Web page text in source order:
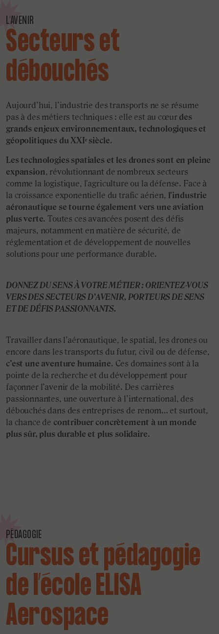
L'AVENIR
Secteurs et
débouchés
Aujourd’hui, l’industrie des transports ne se résume
pas à des métiers techniques : elle est au cœur des
grands enjeux environnementaux, technologiques et
géopolitiques du XXIᵉ siècle.
Les technologies spatiales et les drones sont en pleine
expansion, révolutionnant de nombreux secteurs
comme la logistique, l'agriculture ou la défense. Face à
la croissance exponentielle du trafic aérien, l'industrie
aéronautique se tourne également vers une aviation
plus verte. Toutes ces avancées posent des défis
majeurs, notamment en matière de sécurité, de
réglementation et de développement de nouvelles
solutions pour une performance durable.
DONNEZ DU SENS À VOTRE MÉTIER : ORIENTEZ-VOUS
VERS DES SECTEURS D’AVENIR, PORTEURS DE SENS
ET DE DÉFIS PASSIONNANTS.
Travailler dans l’aéronautique, le spatial, les drones ou
encore dans les transports du futur, civil ou de défense,
c’est une aventure humaine. Ces domaines sont à la
pointe de la recherche et du développement pour
façonner l’avenir de la mobilité. Des carrières
passionnantes, une ouverture à l’international, des
débouchés dans des entreprises de renom… et surtout,
la chance de contribuer concrètement à un monde
plus sûr, plus durable et plus solidaire.
PÉDAGOGIE
Cursus et pédagogie
de l’école ELISA
Aerospace